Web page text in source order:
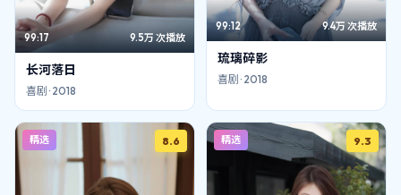
99:17 9.5万次播放
长河落日
喜剧 · 2018
99:12 9.4万次播放
琉璃碎影
喜剧 · 2018
精选 8.6 精选 9.3